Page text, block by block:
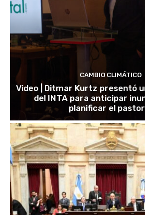
CAMBIO CLIMÁTICO
Video | Ditmar Kurtz presentó
del INTA para anticipar
planificar el